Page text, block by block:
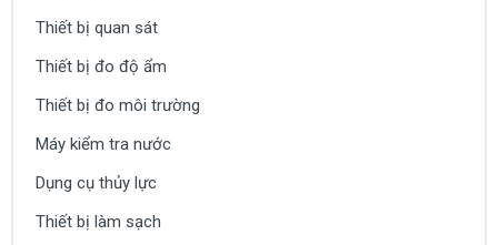
Thiết bị quan sát
Thiết bị đo độ ẩm
Thiết bị đo môi trường
Máy kiểm tra nước
Dụng cụ thủy lực
Thiết bị làm sạch